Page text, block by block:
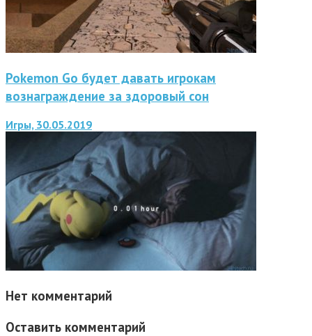
Pokemon Go будет давать игрокам
вознаграждение за здоровый сон
Игры, 30.05.2019
Нет комментарий
Оставить комментарий